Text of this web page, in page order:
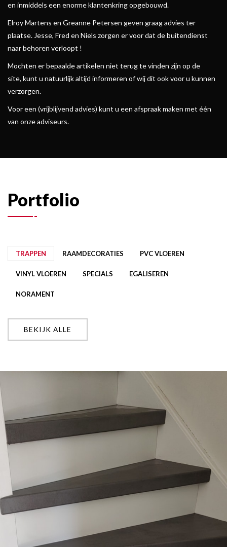
en inmiddels een enorme klantenkring opgebouwd.
Elroy Martens en Greanne Petersen geven graag advies ter
plaatse. Jesse, Fred en Niels zorgen er voor dat de buitendienst
naar behoren verloopt !
Mochten er bepaalde artikelen niet terug te vinden zijn op de
site, kunt u natuurlijk altijd informeren of wij dit ook voor u kunnen
verzorgen.
Voor een (vrijblijvend advies) kunt u een afspraak maken met één
van onze adviseurs.
Portfolio
TRAPPEN RAAMDECORATIES PVC VLOEREN
VINYL VLOEREN SPECIALS EGALISEREN
NORAMENT
BEKIJK ALLE